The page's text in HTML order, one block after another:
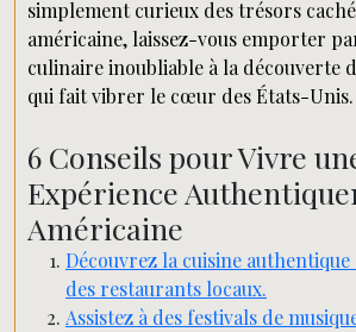
simplement curieux des trésors
américaine, laissez-vous emporter
culinaire inoubliable à la découverte
qui fait vibrer le cœur des États-Unis.
6 Conseils pour Vivre
Expérience
Américaine
Découvrez la cuisine
des restaurants locaux.
Assistez à des festivals de